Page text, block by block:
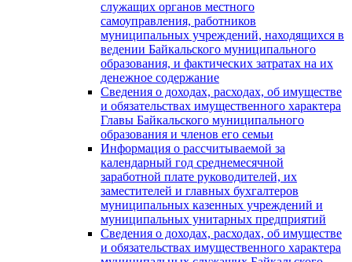
служащих органов местного
самоуправления, работников
муниципальных учреждений, находящихся в
ведении Байкальского муниципального
образования, и фактических затратах на их
денежное содержание
Сведения о доходах, расходах, об имуществе
и обязательствах имущественного характера
Главы Байкальского муниципального
образования и членов его семьи
Информация о рассчитываемой за
календарный год среднемесячной
заработной плате руководителей, их
заместителей и главных бухгалтеров
муниципальных казенных учреждений и
муниципальных унитарных предприятий
Сведения о доходах, расходах, об имуществе
и обязательствах имущественного характера